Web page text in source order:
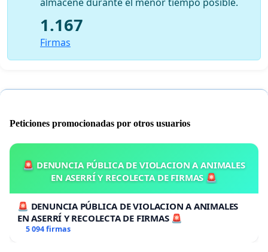
1.167
Firmas
Peticiones promocionadas por otros usuarios
🚨 DENUNCIA PÚBLICA DE VIOLACION A ANIMALES
EN ASERRÍ Y RECOLECTA DE FIRMAS 🚨
🚨 DENUNCIA PÚBLICA DE VIOLACION A ANIMALES
EN ASERRÍ Y RECOLECTA DE FIRMAS 🚨
5 094 firmas